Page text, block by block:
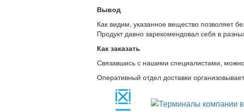
Вывод
Как видим, указанное вещество позволяет
Продукт давно зарекомендовал себя в
Как заказать
Связавшись с нашими специалистами,
Оперативный отдел доставки